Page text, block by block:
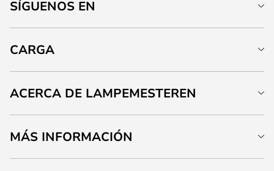
SÍGUENOS EN
CARGA
ACERCA DE LAMPEMESTEREN
MÁS INFORMACIÓN